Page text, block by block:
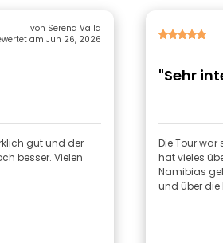
von Serena Valla
am Jun 26, 2026
gut und der
besser. Vielen
"Sehr
Die Tour
hat vieles
Namibias
und über die